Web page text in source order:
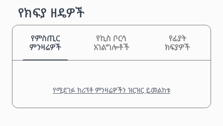
የክፍያ ዘዴዎች
የምስጢር
ምንዛሬዎች
የኪስ ቦርሳ
አገልግሎቶች
የፊያት
ክፍያዎች
የሚደገፉ ክሪፕቶ ምንዛሬዎችን ዝርዝር ይመልከቱ